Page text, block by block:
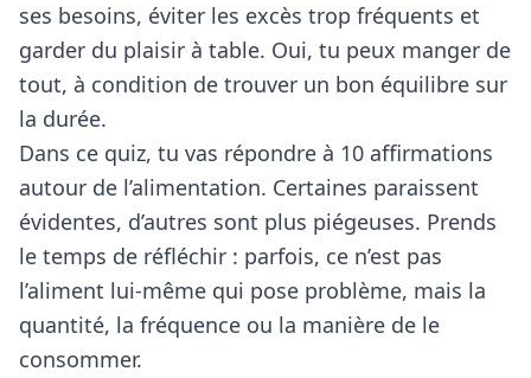
ses besoins, éviter les excès trop fréquents et
garder du plaisir à table. Oui, tu peux manger de
tout, à condition de trouver un bon équilibre sur
la durée.
Dans ce quiz, tu vas répondre à 10 affirmations
autour de l’alimentation. Certaines paraissent
évidentes, d’autres sont plus piégeuses. Prends
le temps de réfléchir : parfois, ce n’est pas
l’aliment lui-même qui pose problème, mais la
quantité, la fréquence ou la manière de le
consommer.